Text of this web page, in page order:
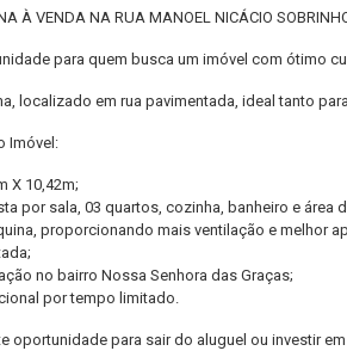
À VENDA NA RUA MANOEL NICÁCIO
para quem busca um imóvel com ótimo
localizado em rua pavimentada, ideal tanto
Imóvel:
X 10,42m;
por sala, 03 quartos, cozinha, banheiro e área
proporcionando mais ventilação e melhor
no bairro Nossa Senhora das Graças;
por tempo limitado.
oportunidade para sair do aluguel ou investir